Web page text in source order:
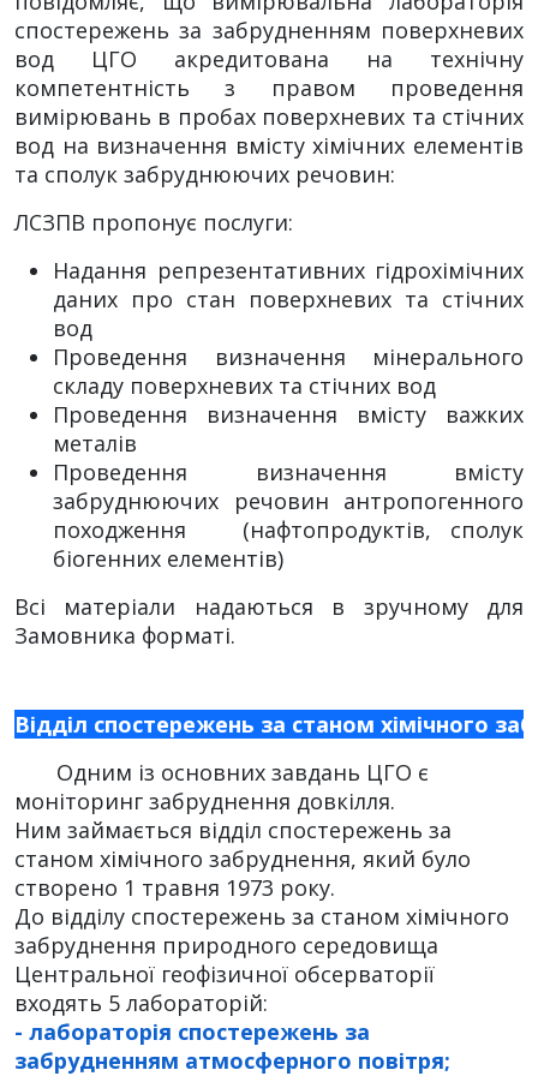
спостережень за забрудненням поверхневих
вод ЦГО акредитована на технічну
компетентність з правом проведення
вимірювань в пробах поверхневих та стічних
вод на визначення вмісту хімічних елементів
та сполук забруднюючих речовин:
ЛСЗПВ пропонує послуги:
Надання репрезентативних гідрохімічних
даних про стан поверхневих та стічних
вод
Проведення визначення мінерального
складу поверхневих та стічних вод
Проведення визначення вмісту важких
металів
Проведення визначення вмісту
забруднюючих речовин антропогенного
походження (нафтопродуктів, сполук
біогенних елементів)
Всі матеріали надаються в зручному для
Замовника форматі.
Відділ спостережень за станом хімічного
Одним із основних завдань ЦГО є
моніторинг забруднення довкілля.
Ним займається відділ спостережень за
станом хімічного забруднення, який було
створено 1 травня 1973 року.
До відділу спостережень за станом хімічного
забруднення природного середовища
Центральної геофізичної обсерваторії
входять 5 лабораторій:
- лабораторія спостережень за
забрудненням атмосферного повітря;